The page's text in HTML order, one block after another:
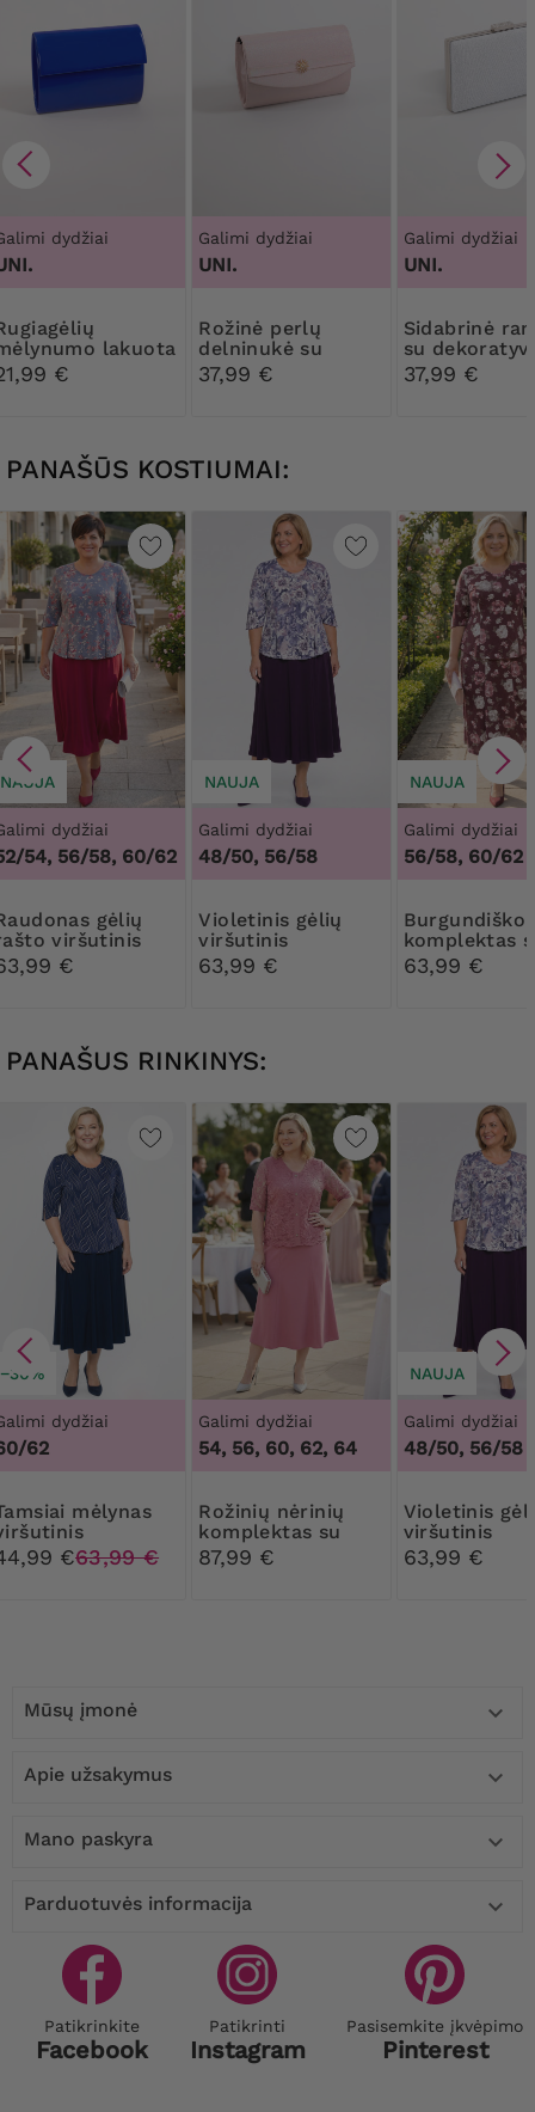
dydžiai
lakuota
€
Galimi dydžiai
UNI.
Rožinė perlų
delninukė su
dekoracijomis
37,99 €
Galimi dydžiai
UNI.
Sidabrinė rankinė
su
sagtimi
37,99 €
PANAŠŪS KOSTIUMAI:
NAUJA
dydžiai
54, 56/58, 60/62
viršutinis
€
NAUJA
Galimi dydžiai
48/50, 56/58
Violetinis gėlių
viršutinis
komplektas
63,99 €
NAUJA
Galimi dydžiai
56/58, 60/62
Burgundiško vyno
komplektas
smėlio
gėlėmis
63,99 €
PANAŠUS RINKINYS:
−30%
dydžiai
62
su
raštais
€63,99 €
Galimi dydžiai
54, 56, 60, 62, 64
Rožinių nėrinių
komplektas su
dekoratyvinėmis
sagomis
87,99 €
NAUJA
Galimi dydžiai
48/50, 56/58
Violetinis gėlių
viršutinis
komplektas
63,99 €
Mūsų įmonė 
Apie užsakymus 
Mano paskyra 
Parduotuvės informacija 
Patikrinkite
Facebook
Patikrinti
Instagram
Pasisemkite įkvėpimo
Pinterest